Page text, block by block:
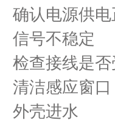
确认电源供
信号不稳定
检查接线是
清洁感应窗
外壳进水